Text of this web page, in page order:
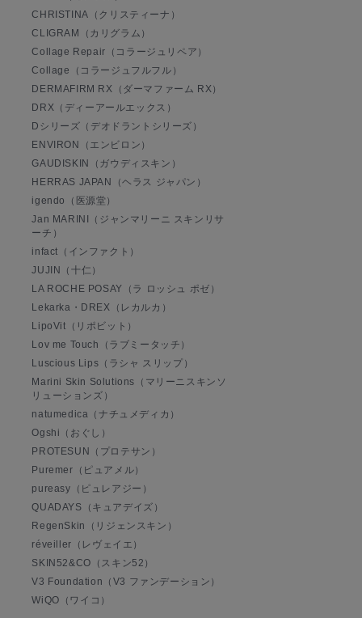
CHRISTINA（クリスティーナ）
CLIGRAM（カリグラム）
Collage Repair（コラージュリペア）
Collage（コラージュフルフル）
DERMAFIRM RX（ダーマファーム RX）
DRX（ディーアールエックス）
Dシリーズ（デオドラントシリーズ）
ENVIRON（エンビロン）
GAUDISKIN（ガウディスキン）
HERRAS JAPAN（ヘラス ジャパン）
igendo（医源堂）
Jan MARINI（ジャンマリーニ スキンリサ
ーチ）
infact（インファクト）
JUJIN（十仁）
LA ROCHE POSAY（ラ ロッシュ ポゼ）
Lekarka・DREX（レカルカ）
LipoVit（リポビット）
Lov me Touch（ラブミータッチ）
Luscious Lips（ラシャ スリップ）
Marini Skin Solutions（マリーニスキンソ
リューションズ）
natumedica（ナチュメディカ）
Ogshi（おぐし）
PROTESUN（プロテサン）
Puremer（ピュアメル）
pureasy（ピュレアジー）
QUADAYS（キュアデイズ）
RegenSkin（リジェンスキン）
réveiller（レヴェイエ）
SKIN52&CO（スキン52）
V3 Foundation（V3 ファンデーション）
WiQO（ワイコ）